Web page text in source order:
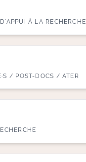
À LA RECHERCHE
/ POST-DOCS / ATER